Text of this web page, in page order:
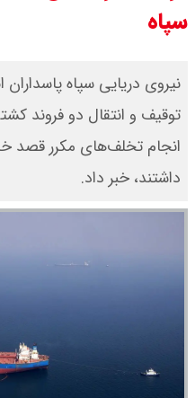
بقایی :
می
شد /
سپاه
نیروی دریایی سپاه پاسداران
توقیف و انتقال دو فروند
انجام تخلف‌های مکرر قصد
داشتند، خبر داد.